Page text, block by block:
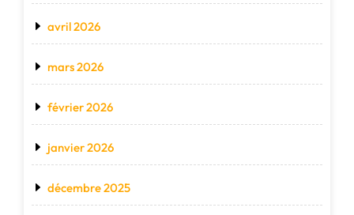
avril 2026
mars 2026
février 2026
janvier 2026
décembre 2025